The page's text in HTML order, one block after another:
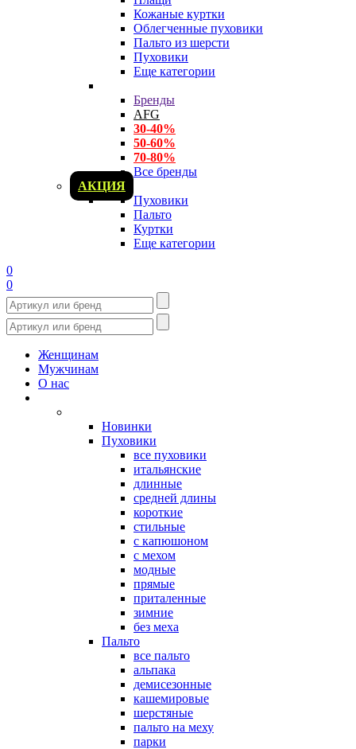
Кожаные куртки
Облегченные пуховики
Пальто из шерсти
Пуховики
Еще категории
Бренды
AFG
30-40%
50-60%
70-80%
Все бренды
АКЦИЯ
Пуховики
Пальто
Куртки
Еще категории
0
0
Женщинам
Мужчинам
О нас
Новинки
Пуховики
все пуховики
итальянские
длинные
средней длины
короткие
стильные
с капюшоном
с мехом
модные
прямые
приталенные
зимние
без меха
Пальто
все пальто
альпака
демисезонные
кашемировые
шерстяные
пальто на меху
парки